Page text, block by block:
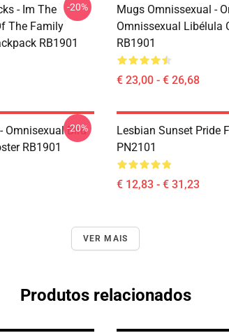
- Im The
The Family
RB1901
-20%
Mugs Omnissexual -
Omnissexual Libélula
RB1901
€ 23,00 - € 26,68
Omnisexual Bird
RB1901
-20%
Lesbian Sunset Pride
PN2101
€ 12,83 - € 31,23
VER MAIS
Produtos relacionados